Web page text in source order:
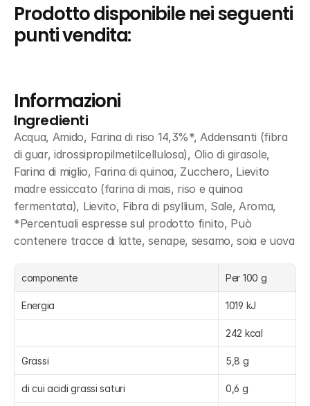
Prodotto disponibile nei seguenti
punti vendita:
Informazioni
Ingredienti
Acqua, Amido, Farina di riso 14,3%*, Addensanti (fibra
di guar, idrossipropilmetilcellulosa), Olio di girasole,
Farina di miglio, Farina di quinoa, Zucchero, Lievito
madre essiccato (farina di mais, riso e quinoa
fermentata), Lievito, Fibra di psyllium, Sale, Aroma,
*Percentuali espresse sul prodotto finito, Può
contenere tracce di latte, senape, sesamo, soia e uova
componente Per 100 g
Energia 1019 kJ
242 kcal
Grassi 5,8 g
di cui acidi grassi saturi 0,6 g